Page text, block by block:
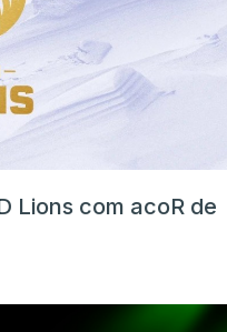
Lions com acoR de